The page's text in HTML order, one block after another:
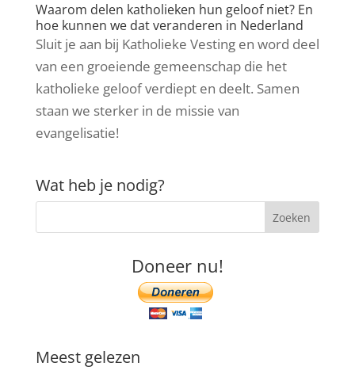
Waarom delen katholieken hun geloof niet? En
hoe kunnen we dat veranderen in Nederland
Sluit je aan bij Katholieke Vesting en word deel
van een groeiende gemeenschap die het
katholieke geloof verdiept en deelt. Samen
staan we sterker in de missie van
evangelisatie!
Wat heb je nodig?
Doneer nu!
Meest gelezen